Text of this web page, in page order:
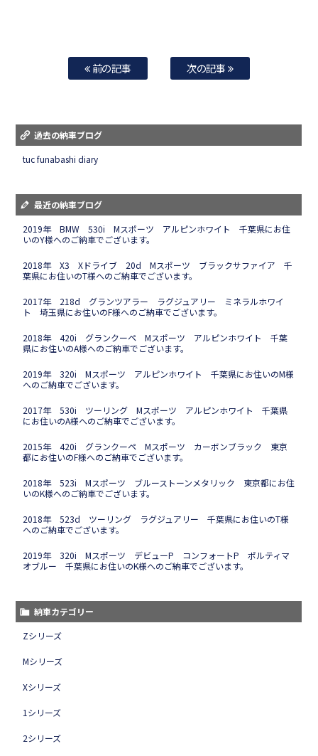
前の記事 次の記事
過去の納車ブログ
tuc funabashi diary
最近の納車ブログ
2019年 BMW 530i Mスポーツ アルピンホワイト 千葉県にお住
いのY様へのご納車でございます。
2018年 X3 Xドライブ 20d Mスポーツ ブラックサファイア 千
葉県にお住いのT様へのご納車でございます。
2017年 218d グランツアラー ラグジュアリー ミネラルホワイ
ト 埼玉県にお住いのF様へのご納車でございます。
2018年 420i グランクーペ Mスポーツ アルピンホワイト 千葉
県にお住いのA様へのご納車でございます。
2019年 320i Mスポーツ アルピンホワイト 千葉県にお住いのM様
へのご納車でございます。
2017年 530i ツーリング Mスポーツ アルピンホワイト 千葉県
にお住いのA様へのご納車でございます。
2015年 420i グランクーペ Mスポーツ カーボンブラック 東京
都にお住いのF様へのご納車でございます。
2018年 523i Mスポーツ ブルーストーンメタリック 東京都にお住
いのK様へのご納車でございます。
2018年 523d ツーリング ラグジュアリー 千葉県にお住いのT様
へのご納車でございます。
2019年 320i Mスポーツ デビューP コンフォートP ポルティマ
オブルー 千葉県にお住いのK様へのご納車でございます。
納車カテゴリー
Zシリーズ
Mシリーズ
Xシリーズ
1シリーズ
2シリーズ